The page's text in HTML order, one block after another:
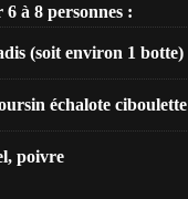
à 8 personnes :
(soit environ 1 botte)
échalote ciboulette
poivre